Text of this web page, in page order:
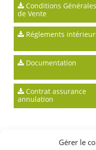
Gérer le
Conditions Générales
de Vente
Réglements
Documentation
Contrat assurance
annulation